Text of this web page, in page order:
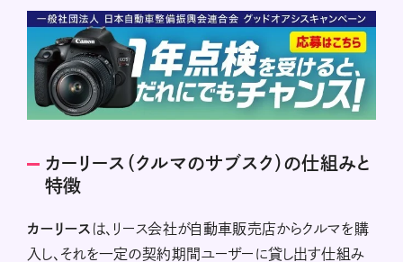
カーリース（クルマのサブスク）の仕組みと
特徴
カーリース は、リース会社が自動車販売店からクルマを購
入し、それを一定の契約期間ユーザーに貸し出す仕組み